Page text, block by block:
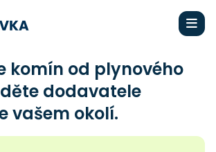
komín od plynového
dodavatele
vašem okolí.